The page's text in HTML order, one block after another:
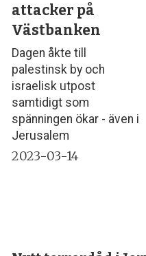
attacker på
Västbanken
Dagen åkte till
palestinsk by och
israelisk utpost
samtidigt som
spänningen ökar - även i
Jerusalem
2023-03-14